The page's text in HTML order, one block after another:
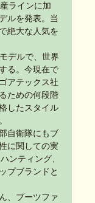
ラインに加
ルを発表。当
絶大な人気を
デルで、世界
る。今現在で
アテックス社
ための何段階
したスタイル
自衛隊にもブ
に関しての実
ンティング、
プブランドと
、ブーツファ